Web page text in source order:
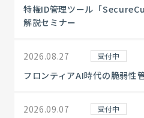
特権ID管理ツール「
解説セミナー
2026.08.27 受付中
フロンティアAI時代の脆弱性
2026.09.07 受付中